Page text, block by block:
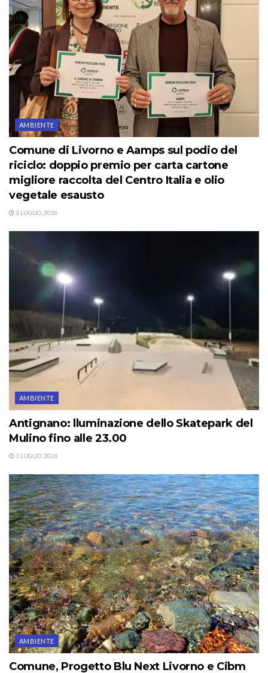
AMBIENTE
Comune di Livorno e Aamps sul podio del
riciclo: doppio premio per carta cartone
migliore raccolta del Centro Italia e olio
vegetale esausto
3 LUGLIO, 2026
AMBIENTE
Antignano: lluminazione dello Skatepark del
Mulino fino alle 23.00
3 LUGLIO, 2026
AMBIENTE
Comune, Progetto Blu Next Livorno e Cibm